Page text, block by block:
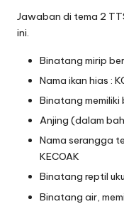
Jawaban di tema 2
ini.
Binatang mirip
Nama ikan hias :
Binatang memiliki
Anjing (dalam
Nama serangga
KECOAK
Binatang reptil
Binatang air,